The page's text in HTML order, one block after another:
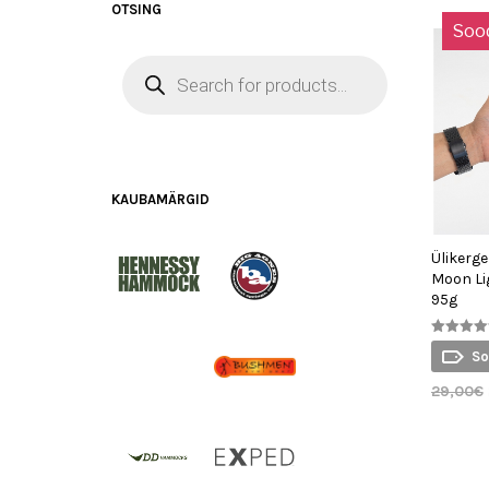
OTSING
SEARCH
KAUBAMÄRGID
Moon
95g
Hinnanguga
/ 5
29,00€